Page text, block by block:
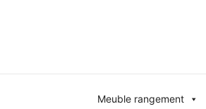
Meuble rangement